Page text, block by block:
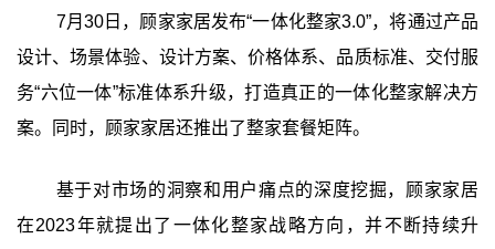
7月30日，顾家家居发布“一体化整家3.0”，将通过产品
设计、场景体验、设计方案、价格体系、品质标准、交付服
务“六位一体”标准体系升级，打造真正的一体化整家解决方
案。同时，顾家家居还推出了整家套餐矩阵。
基于对市场的洞察和用户痛点的深度挖掘，顾家家居
在2023年就提出了一体化整家战略方向，并不断持续升